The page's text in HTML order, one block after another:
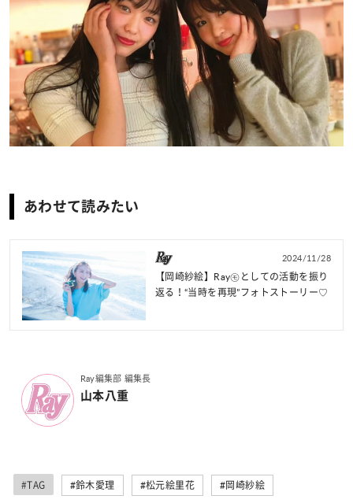
あわせて読みたい
2024/11/28
【岡崎紗絵】Ray㋲としての活動を振り
返る！“当時を再現”フォトストーリー♡
Ray編集部 編集長
山本八重
#TAG #鈴木愛理 #松元絵里花 #岡崎紗絵